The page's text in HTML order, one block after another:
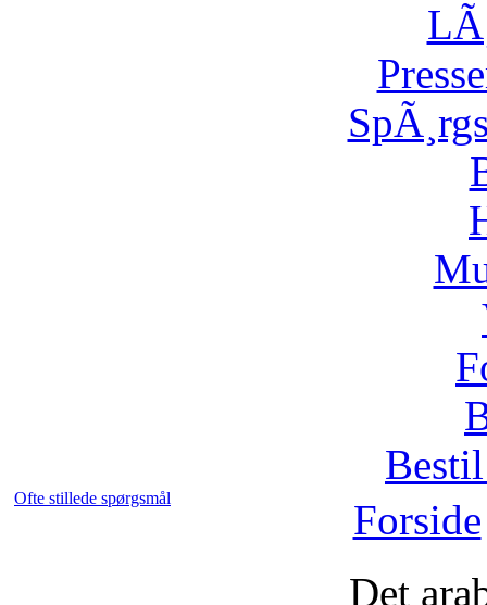
Ofte stillede spørgsmål Forside
Det